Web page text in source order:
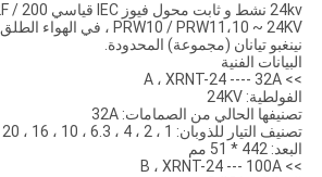
24kv نشط و ثابت محول فيوز IEC قياسي PRW10-12F / 200 نوع
PRW10 / PRW11،10 ~ 24KV ، في الهواء الطلق التسرب نوع فيوز
نينغبو تيانان (مجموعة) المحدودة.
البيانات الفنية
>> A ، XRNT-24 ---- 32A
الفولطية: 24KV
تصنيفها الحالي من الصمامات: 32A
تصنيف التيار للذوبان: 1 ، 2 ، 4 ، 6.3 ، 10 ، 16 ، 20 ، 25 ، 31.5 ، 32 أ
البعد: 442 * 51 مم
>> B ، XRNT-24 --- 100A